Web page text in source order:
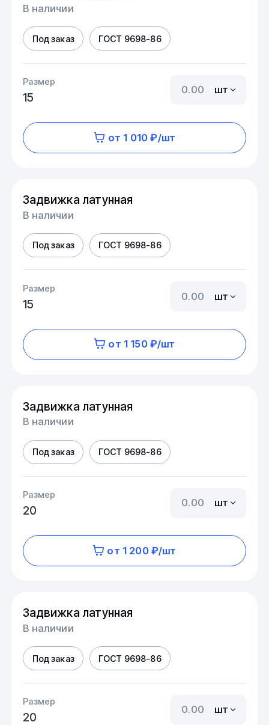
В наличии
Под заказ ГОСТ 9698-86
Размер
15
шт
от 1 010 ₽/шт
Задвижка латунная
В наличии
Под заказ ГОСТ 9698-86
Размер
15
шт
от 1 150 ₽/шт
Задвижка латунная
В наличии
Под заказ ГОСТ 9698-86
Размер
20
шт
от 1 200 ₽/шт
Задвижка латунная
В наличии
Под заказ ГОСТ 9698-86
Размер
20
шт